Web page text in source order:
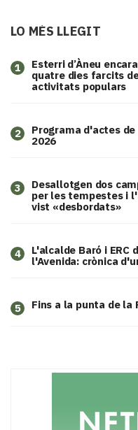
LO MÉS LLEGIT
1
Esterri d’Àneu
quatre dies farcits
activitats populars
2
Programa d'actes
2026
3
​Desallotgen dos
per les tempestes i
vist «desbordats»
4
L'alcalde Baró i ERC
l'Avenida: crònica
5 Fins a la punta de la